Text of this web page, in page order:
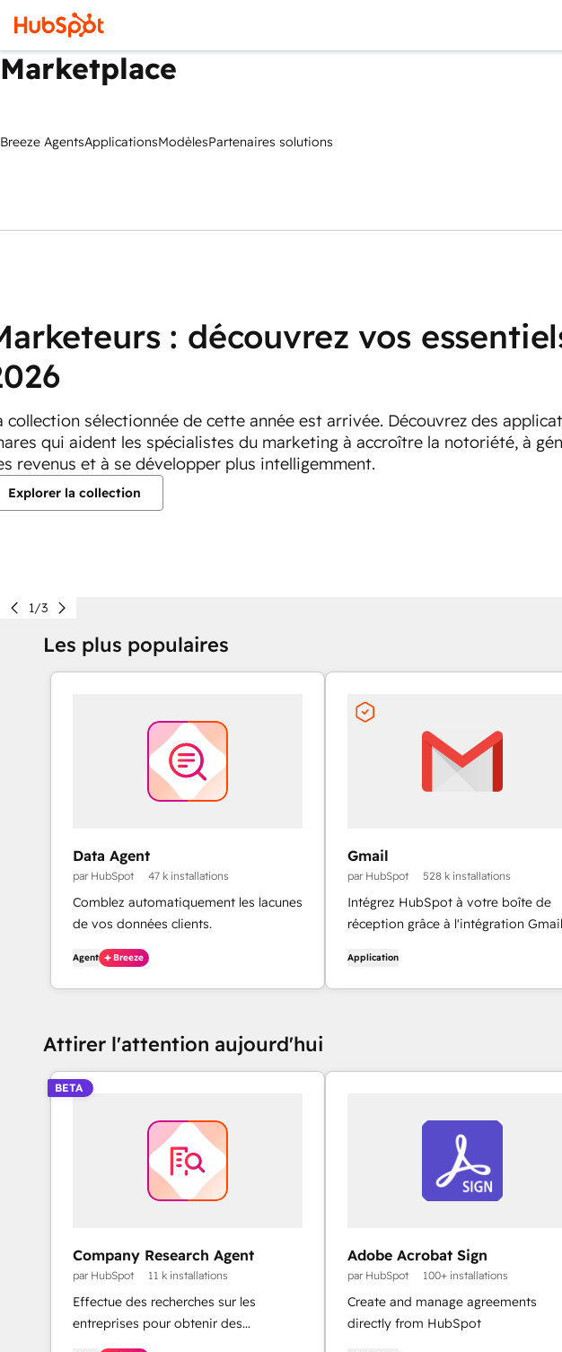
Marketplace
Breeze AgentsApplicationsModèlesPartenaires solutions
: découvrez vos
collection sélectionnée de cette année est arrivée. Découvrez des
qui aident les spécialistes du marketing à accroître la notoriété, à
revenus et à se développer plus intelligemment.
Explorer la collection
1/3
Les plus populaires
Data Agent
par HubSpot 47 k installations
Comblez automatiquement les lacunes
de vos données clients.
Agent Breeze
Gmail
par HubSpot 528 k installations
Intégrez HubSpot à votre boîte de
réception grâce à l'intégration
Application
Attirer l'attention aujourd'hui
BETA
Company Research Agent
par HubSpot 11 k installations
Effectue des recherches sur les
entreprises pour obtenir des
informations de base avant de les
Adobe Acrobat Sign
par HubSpot 100+ installations
Create and manage agreements
directly from HubSpot